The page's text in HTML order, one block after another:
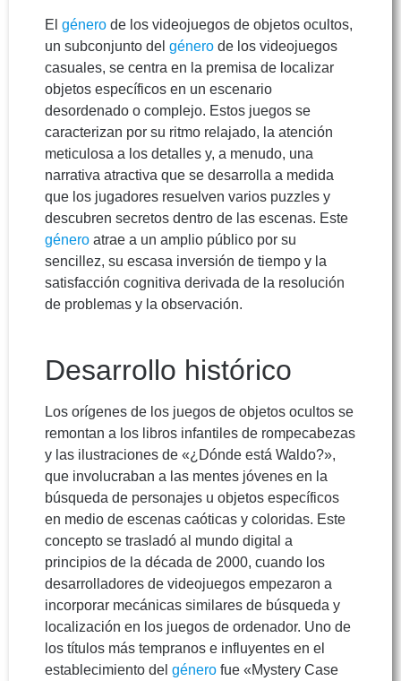
El género de los videojuegos de objetos ocultos,
un subconjunto del género de los videojuegos
casuales, se centra en la premisa de localizar
objetos específicos en un escenario
desordenado o complejo. Estos juegos se
caracterizan por su ritmo relajado, la atención
meticulosa a los detalles y, a menudo, una
narrativa atractiva que se desarrolla a medida
que los jugadores resuelven varios puzzles y
descubren secretos dentro de las escenas. Este
género atrae a un amplio público por su
sencillez, su escasa inversión de tiempo y la
satisfacción cognitiva derivada de la resolución
de problemas y la observación.
Desarrollo histórico
Los orígenes de los juegos de objetos ocultos se
remontan a los libros infantiles de rompecabezas
y las ilustraciones de «¿Dónde está Waldo?»,
que involucraban a las mentes jóvenes en la
búsqueda de personajes u objetos específicos
en medio de escenas caóticas y coloridas. Este
concepto se trasladó al mundo digital a
principios de la década de 2000, cuando los
desarrolladores de videojuegos empezaron a
incorporar mecánicas similares de búsqueda y
localización en los juegos de ordenador. Uno de
los títulos más tempranos e influyentes en el
establecimiento del género fue «Mystery Case